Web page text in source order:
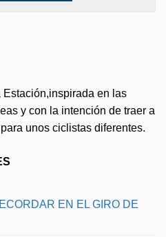
en las
y con la intención de traer a
unos ciclistas diferentes.
EN EL GIRO DE